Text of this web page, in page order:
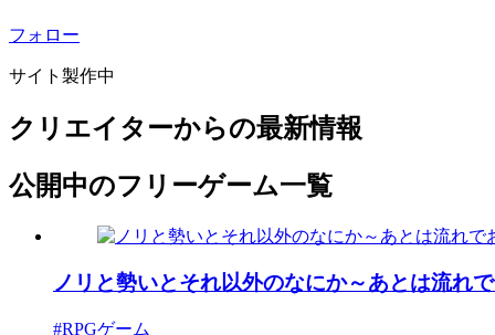
フォロー
サイト製作中
クリエイターからの最新情報
公開中のフリーゲーム一覧
ノリと勢いとそれ以外のなにか～あとは流れ
#RPGゲーム